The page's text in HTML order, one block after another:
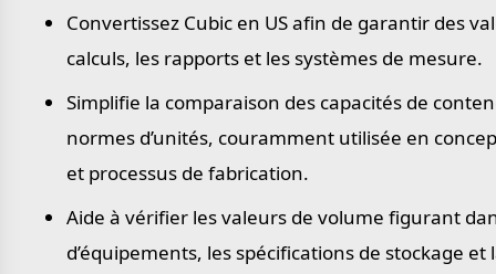
Convertissez Cubic en US afin de garantir des
calculs, les rapports et les systèmes de mesure.
Simplifie la comparaison des capacités de
normes d’unités, couramment utilisée en
et processus de fabrication.
Aide à vérifier les valeurs de volume figurant
d’équipements, les spécifications de stockage